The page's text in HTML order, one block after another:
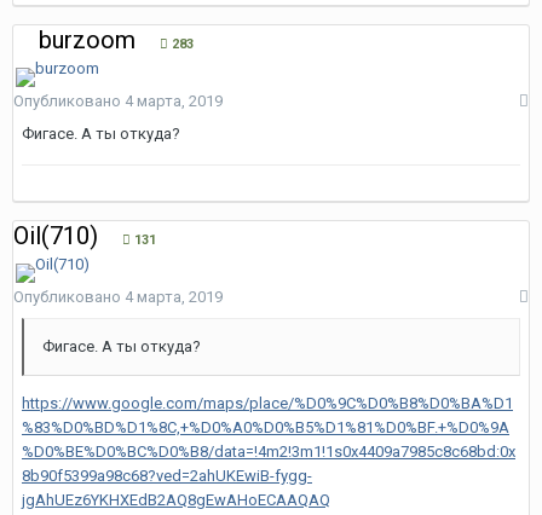
burzoom 283
Опубликовано 4 марта, 2019
Фигасе. А ты откуда?
Oil(710) 131
Опубликовано 4 марта, 2019
Фигасе. А ты откуда?
https://www.google.com/maps/place/%D0%9C%D0%B8%D0%BA%D1
%83%D0%BD%D1%8C,+%D0%A0%D0%B5%D1%81%D0%BF.+%D0%9A
%D0%BE%D0%BC%D0%B8/data=!4m2!3m1!1s0x4409a7985c8c68bd:0x
8b90f5399a98c68?ved=2ahUKEwiB-fygg-
jgAhUEz6YKHXEdB2AQ8gEwAHoECAAQAQ